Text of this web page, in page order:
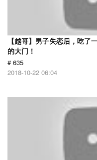
【越哥】男子失恋后，吃了
的大门！
# 635
2018-10-22 06:04